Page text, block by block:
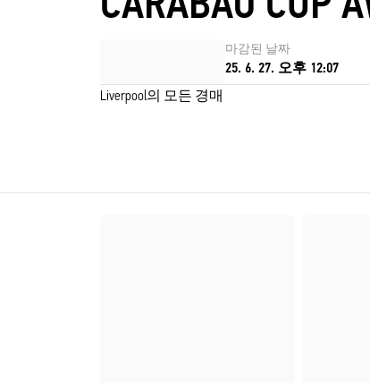
마감된 날짜
25. 6. 27. 오후 12:07
Liverpool의 모든 경매